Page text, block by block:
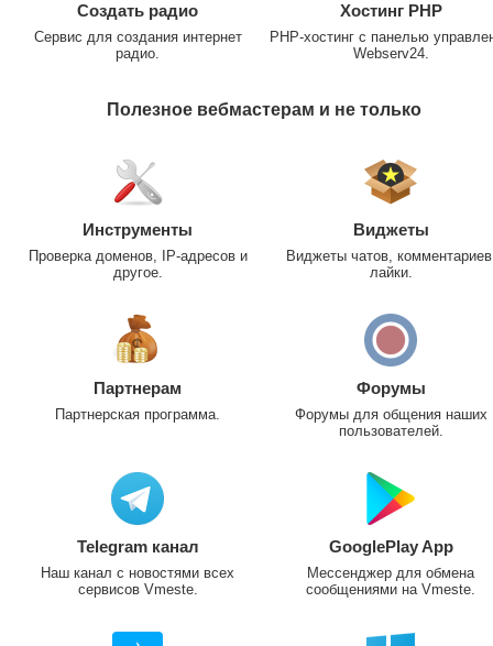
Создать радио
Сервис для создания интернет
радио.
Хостинг PHP
PHP-хостинг с панелью
Webserv24.
Полезное вебмастерам и не только
Инструменты
Проверка доменов, IP-адресов и
другое.
Виджеты
Виджеты чатов,
лайки.
Партнерам
Партнерская программа.
Форумы
Форумы для общения наших
пользователей.
Telegram канал
Наш канал с новостями всех
сервисов Vmeste.
GooglePlay App
Мессенджер для обмена
сообщениями на Vmeste.